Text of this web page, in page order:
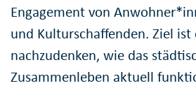
Engagement von
und Kulturschaffenden. Ziel ist
nachzudenken, wie das
Zusammenleben aktuell